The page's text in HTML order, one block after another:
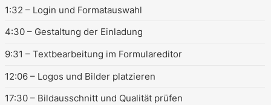
1:32 – Login und Formatauswahl
4:30 – Gestaltung der Einladung
9:31 – Textbearbeitung im Formulareditor
12:06 – Logos und Bilder platzieren
17:30 – Bildausschnitt und Qualität prüfen